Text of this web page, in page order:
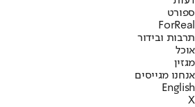
ספורט
ForReal
תרבות ובידור
אוכל
מגזין
אנחנו מגייסים
English
X